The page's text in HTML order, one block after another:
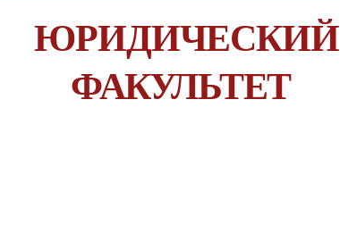
ЮРИДИЧЕСКИЙ
ФАКУЛЬТЕТ